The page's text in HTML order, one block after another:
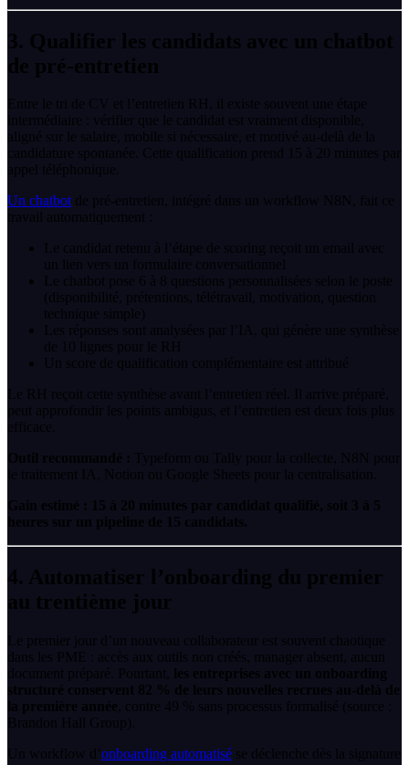
3. Qualifier les candidats avec un chatbot
de pré-entretien
Entre le tri de CV et l’entretien RH, il existe souvent une étape
intermédiaire : vérifier que le candidat est vraiment disponible,
aligné sur le salaire, mobile si nécessaire, et motivé au-delà de la
candidature spontanée. Cette qualification prend 15 à 20 minutes par
appel téléphonique.
Un chatbotde pré-entretien, intégré dans un workflow N8N, fait ce
travail automatiquement :
Le candidat retenu à l’étape de scoring reçoit un email avec
un lien vers un formulaire conversationnel
Le chatbot pose 6 à 8 questions personnalisées selon le poste
(disponibilité, prétentions, télétravail, motivation, question
technique simple)
Les réponses sont analysées par l’IA, qui génère une synthèse
de 10 lignes pour le RH
Un score de qualification complémentaire est attribué
Le RH reçoit cette synthèse avant l’entretien réel. Il arrive préparé,
peut approfondir les points ambigus, et l’entretien est deux fois plus
efficace.
Outil recommandé : Typeform ou Tally pour la collecte, N8N pour
le traitement IA, Notion ou Google Sheets pour la centralisation.
Gain estimé : 15 à 20 minutes par candidat qualifié, soit 3 à 5
heures sur un pipeline de 15 candidats.
4. Automatiser l’onboarding du premier
au trentième jour
Le premier jour d’un nouveau collaborateur est souvent chaotique
dans les PME : accès aux outils non créés, manager absent, aucun
document préparé. Pourtant, les entreprises avec un onboarding
structuré conservent 82 % de leurs nouvelles recrues au-delà de
la première année , contre 49 % sans processus formalisé (source :
Brandon Hall Group).
Un workflow d’onboarding automatisé se déclenche dès la signature